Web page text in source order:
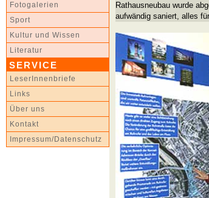
Fotogalerien
Sport
Kultur und Wissen
Literatur
SERVICE
LeserInnenbriefe
Links
Über uns
Kontakt
Impressum/Datenschutz
Rathausneubau wurde
aufwändig saniert, alles für